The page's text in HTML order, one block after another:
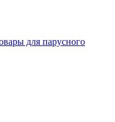
для парусного